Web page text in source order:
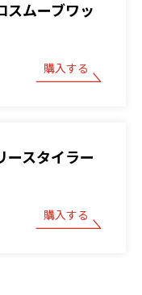
スムーブワッ
購入する
ースタイラー
購入する